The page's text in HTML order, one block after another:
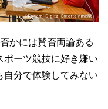
かには賛否両論ある
ーツ競技に好き嫌い
分で体験してみない